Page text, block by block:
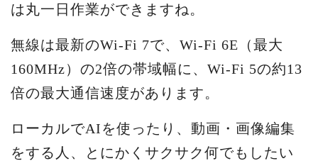
は丸一日作業ができますね。
無線は最新のWi-Fi 7で、Wi-Fi 6E（最大
160MHz）の2倍の帯域幅に、Wi-Fi 5の約13
倍の最大通信速度があります。
ローカルでAIを使ったり、動画・画像編集
をする人、とにかくサクサク何でもしたい